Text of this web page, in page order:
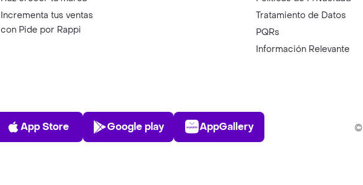
Incrementa tus ventas
con Pide por Rappi
Tratamiento de Datos
PQRs
Información Relevante
App Store
App Store
Play Store
Google play
AppGallery
AppGallery ©